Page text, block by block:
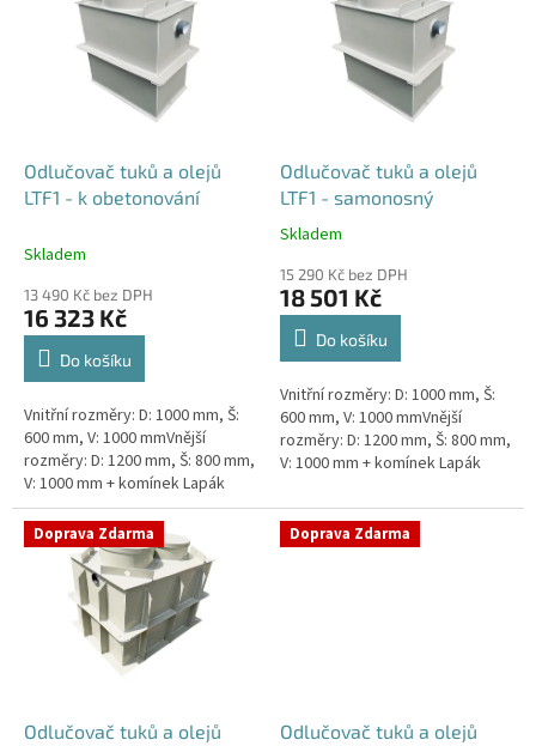
Odlučovač tuků a olejů
LTF1 - k obetonování
Skladem
13 490 Kč bez DPH
16 323 Kč
Do košíku
Vnitřní rozměry: D: 1000 mm, Š:
600 mm, V: 1000 mmVnější
rozměry: D: 1200 mm, Š: 800 mm,
V: 1000 mm + komínek Lapák
tuků do 1l/s nebo 100 jídel
denně Průměr a umístění...
Odlučovač tuků a olejů
LTF1 - samonosný
Průměrné
produktu
je
4,5
hvězdiček.
Skladem
15 290 Kč bez DPH
18 501 Kč
Do košíku
Vnitřní rozměry: D: 1000 mm, Š:
600 mm, V: 1000 mmVnější
rozměry: D: 1200 mm, Š: 800 mm,
V: 1000 mm + komínek Lapák
denně Průměr a umístění...
Doprava Zdarma
Odlučovač tuků a olejů
Doprava Zdarma
Odlučovač tuků a olejů